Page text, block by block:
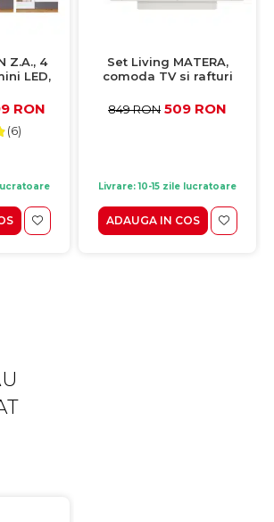
Z.A., 4
LED,
gri mat,
RON
(6)
Set Living MATERA,
comoda TV si rafturi
cm
849 RON 509 RON
Livrare: 10-15 zile lucratoare
ADAUGA IN COS